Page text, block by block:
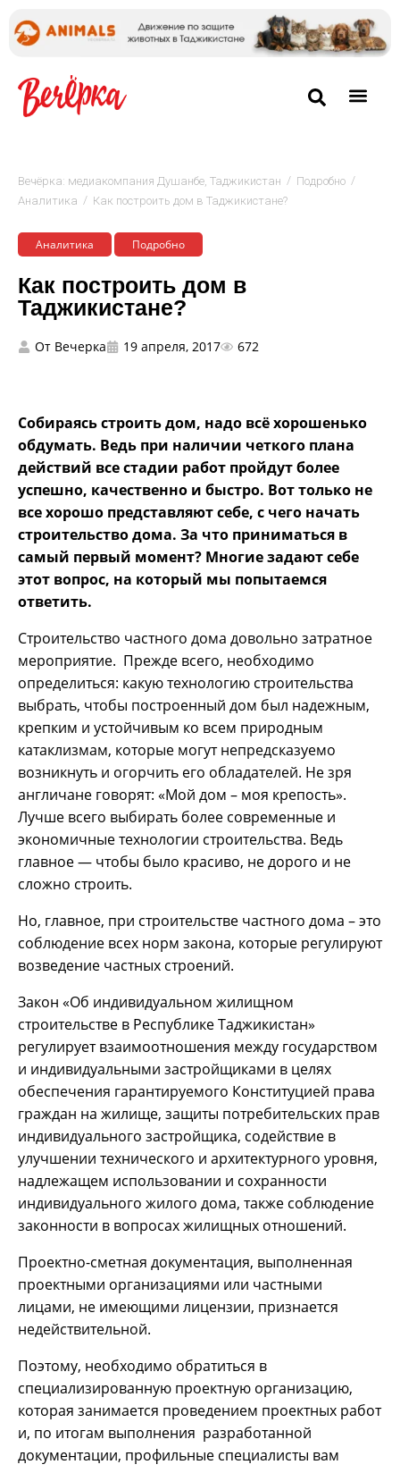
Вечёрка: медиакомпания Душанбе, Таджикистан / Подробно /
Аналитика / Как построить дом в Таджикистане?
Аналитика Подробно
Как построить дом в
Таджикистане?
От Вечерка 19 апреля, 2017 672
Собираясь строить дом, надо всё хорошенько
обдумать. Ведь при наличии четкого плана
действий все стадии работ пройдут более
успешно, качественно и быстро. Вот только не
все хорошо представляют себе, с чего начать
строительство дома. За что приниматься в
самый первый момент? Многие задают себе
этот вопрос, на который мы попытаемся
ответить.
Строительство частного дома довольно затратное
мероприятие. Прежде всего, необходимо
определиться: какую технологию строительства
выбрать, чтобы построенный дом был надежным,
крепким и устойчивым ко всем природным
катаклизмам, которые могут непредсказуемо
возникнуть и огорчить его обладателей. Не зря
англичане говорят: «Мой дом – моя крепость».
Лучше всего выбирать более современные и
экономичные технологии строительства. Ведь
главное — чтобы было красиво, не дорого и не
сложно строить.
Но, главное, при строительстве частного дома – это
соблюдение всех норм закона, которые регулируют
возведение частных строений.
Закон «Об индивидуальном жилищном
строительстве в Республике Таджикистан»
регулирует взаимоотношения между государством
и индивидуальными застройщиками в целях
обеспечения гарантируемого Конституцией права
граждан на жилище, защиты потребительских прав
индивидуального застройщика, содействие в
улучшении технического и архитектурного уровня,
надлежащем использовании и сохранности
индивидуального жилого дома, также соблюдение
законности в вопросах жилищных отношений.
Проектно-сметная документация, выполненная
проектными организациями или частными
лицами, не имеющими лицензии, признается
недействительной.
Поэтому, необходимо обратиться в
специализированную проектную организацию,
которая занимается проведением проектных работ
и, по итогам выполнения разработанной
документации, профильные специалисты вам